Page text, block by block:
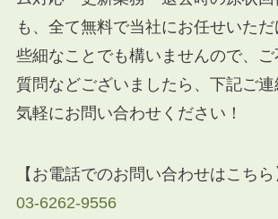
も、全て無料で当社にお任せいただ
些細なことでも構いませんので、
質問などございましたら、下記ご
気軽にお問い合わせください！
【お電話でのお問い合わせはこちら
03-6262-9556